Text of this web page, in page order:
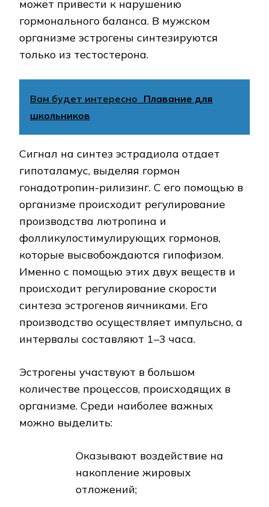
может привести к нарушению
гормонального баланса. В мужском
организме эстрогены синтезируются
только из тестостерона.
Вам будет интересно Плавание для
школьников
Сигнал на синтез эстрадиола отдает
гипоталамус, выделяя гормон
гонадотропин-рилизинг. С его помощью в
организме происходит регулирование
производства лютропина и
фолликулостимулирующих гормонов,
которые высвобождаются гипофизом.
Именно с помощью этих двух веществ и
происходит регулирование скорости
синтеза эстрогенов яичниками. Его
производство осуществляет импульсно, а
интервалы составляют 1–3 часа.
Эстрогены участвуют в большом
количестве процессов, происходящих в
организме. Среди наиболее важных
можно выделить:
Оказывают воздействие на
накопление жировых
отложений;